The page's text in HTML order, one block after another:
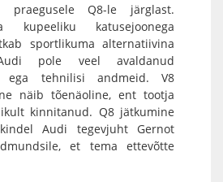
praegusele Q8-le järglast.
kupeeliku katusejoonega
sportlikuma alternatiivina
pole veel avaldanud
ega tehnilisi andmeid. V8
näib tõenäoline, ent tootja
kinnitanud. Q8 jätkumine
Audi tegevjuht Gernot
et tema ettevõtte